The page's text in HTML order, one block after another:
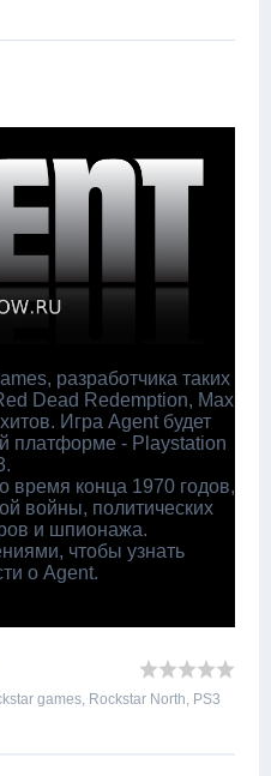
разработчика таких
Dead Redemption, Max
Игра Agent будет
платформе - Playstation
время конца 1970 годов,
войны, политических
и шпионажа.
чтобы узнать
о Agent.
games, Rockstar North, PS3